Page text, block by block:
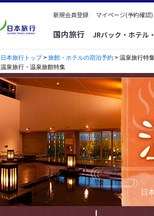
新規会員登録 マイページ(予約確認)
国内旅行 JRパック・ホテル
日本旅行トップ> 旅館・ホテルの宿泊予約 > 温泉旅行特
温泉旅行・温泉旅館特集
日